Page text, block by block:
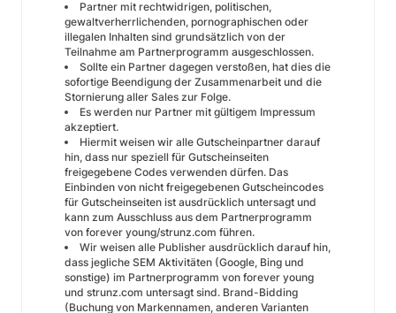
Partner mit rechtwidrigen, politischen,
gewaltverherrlichenden, pornographischen oder
illegalen Inhalten sind grundsätzlich von der
Teilnahme am Partnerprogramm ausgeschlossen.
Sollte ein Partner dagegen verstoßen, hat dies die
sofortige Beendigung der Zusammenarbeit und die
Stornierung aller Sales zur Folge.
Es werden nur Partner mit gültigem Impressum
akzeptiert.
Hiermit weisen wir alle Gutscheinpartner darauf
hin, dass nur speziell für Gutscheinseiten
freigegebene Codes verwenden dürfen. Das
Einbinden von nicht freigegebenen Gutscheincodes
für Gutscheinseiten ist ausdrücklich untersagt und
kann zum Ausschluss aus dem Partnerprogramm
von forever young/strunz.com führen.
Wir weisen alle Publisher ausdrücklich darauf hin,
dass jegliche SEM Aktivitäten (Google, Bing und
sonstige) im Partnerprogramm von forever young
und strunz.com untersagt sind. Brand-Bidding
(Buchung von Markennamen, anderen Varianten